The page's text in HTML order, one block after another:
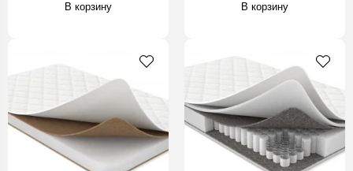
В корзину В корзину